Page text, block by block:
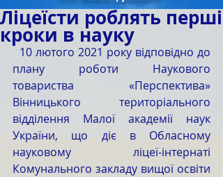
Ліцеїсти роблять перші
кроки в науку
плану роботи Наукового
товариства «Перспектива»
Вінницького територіального
відділення Малої академії наук
України, що діє в Обласному
науковому ліцеї-інтернаті
Комунального закладу вищої освіти